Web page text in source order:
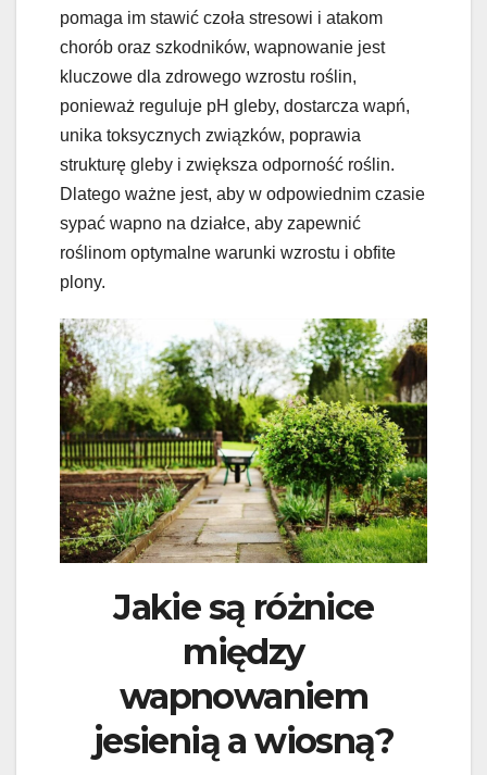
pomaga im stawić czoła stresowi i atakom
chorób oraz szkodników, wapnowanie jest
kluczowe dla zdrowego wzrostu roślin,
ponieważ reguluje pH gleby, dostarcza wapń,
unika toksycznych związków, poprawia
strukturę gleby i zwiększa odporność roślin.
Dlatego ważne jest, aby w odpowiednim czasie
sypać wapno na działce, aby zapewnić
roślinom optymalne warunki wzrostu i obfite
plony.
Jakie są różnice
między
wapnowaniem
jesienią a wiosną?